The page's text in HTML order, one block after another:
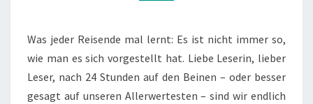
Was jeder Reisende mal lernt: Es ist nicht immer so,
wie man es sich vorgestellt hat. Liebe Leserin, lieber
Leser, nach 24 Stunden auf den Beinen – oder besser
gesagt auf unseren Allerwertesten – sind wir endlich